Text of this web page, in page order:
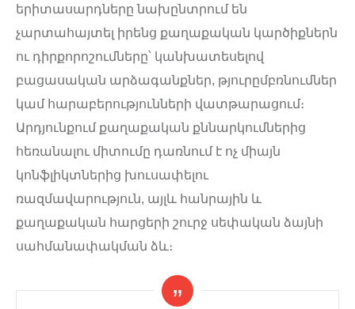
երիտասարդները նախընտրում են
չարտահայտել իրենց քաղաքական կարծիքներն
ու դիրքորոշումները՝ կանխատեսելով
բացասական արձագանքներ, թյուրըմբռնումներ
կամ հարաբերությունների վատթարացում։
Արդյունքում քաղաքական քննարկումներից
հեռանալու միտումը դառնում է ոչ միայն
կոնֆլիկտներից խուսափելու
ռազմավարություն, այլև հանրային և
քաղաքական հարցերի շուրջ սեփական ձայնի
սահմանափակման ձև։